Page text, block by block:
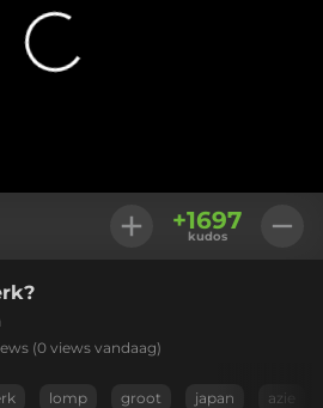
+1697
kudos
(0 views vandaag)
lomp groot japan azie